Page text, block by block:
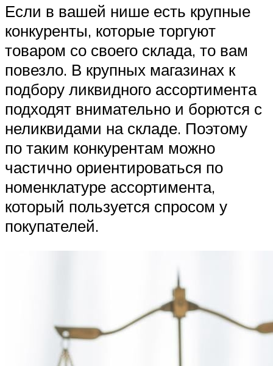
Если в вашей нише есть крупные
конкуренты, которые торгуют
товаром со своего склада, то вам
повезло. В крупных магазинах к
подбору ликвидного ассортимента
подходят внимательно и борются с
неликвидами на складе. Поэтому
по таким конкурентам можно
частично ориентироваться по
номенклатуре ассортимента,
который пользуется спросом у
покупателей.